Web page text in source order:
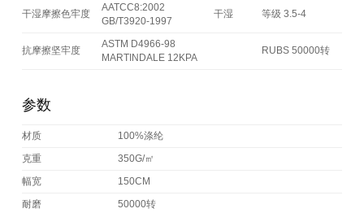
干湿摩擦色牢度
AATCC8:2002
GB/T3920-1997
干湿 等级 3.5-4
抗摩擦坚牢度
ASTM D4966-98
MARTINDALE 12KPA
RUBS 50000转
参数
材质
100%涤纶
克重
350G/㎡
幅宽
150CM
耐磨
50000转